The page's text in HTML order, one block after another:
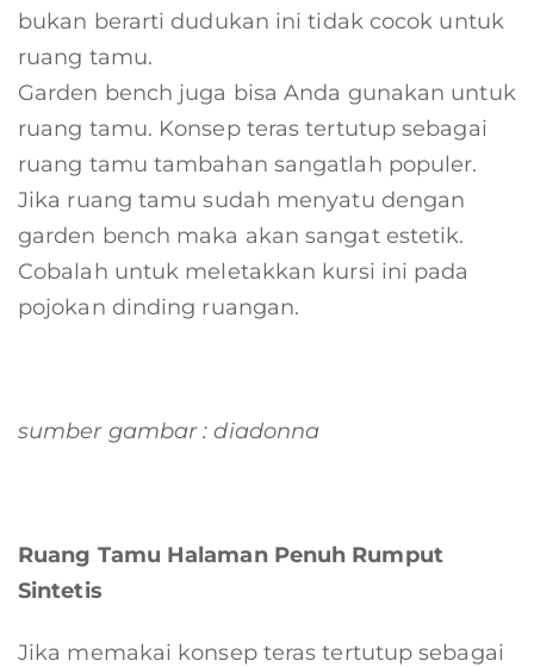
bukan berarti dudukan ini tidak cocok untuk
ruang tamu.
Garden bench juga bisa Anda gunakan untuk
ruang tamu. Konsep teras tertutup sebagai
ruang tamu tambahan sangatlah populer.
Jika ruang tamu sudah menyatu dengan
garden bench maka akan sangat estetik.
Cobalah untuk meletakkan kursi ini pada
pojokan dinding ruangan.
sumber gambar : diadonna
Ruang Tamu Halaman Penuh Rumput
Sintetis
Jika memakai konsep teras tertutup sebagai